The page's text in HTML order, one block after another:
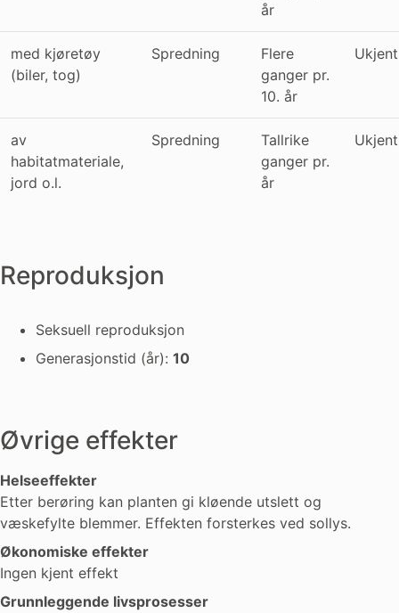
år
med kjøretøy
(biler, tog)
Spredning
Flere
ganger pr.
10. år
Ukjent
av
habitatmateriale,
jord o.l.
Spredning
Tallrike
ganger pr.
år
Ukjent
Reproduksjon
Seksuell reproduksjon
Generasjonstid (år): 10
Øvrige effekter
Helseeffekter
Etter berøring kan planten gi kløende utslett og
væskefylte blemmer. Effekten forsterkes ved sollys.
Økonomiske effekter
Ingen kjent effekt
Grunnleggende livsprosesser